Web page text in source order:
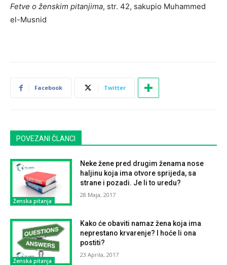
Fetve o ženskim pitanjima, str. 42, sakupio Muhammed
el-Musnid
Facebook Twitter
POVEZANI ČLANCI
Ženska pitanja
Neke žene pred drugim ženama nose
haljinu koja ima otvore sprijeda, sa
strane i pozadi. Je li to uredu?
28 Maja, 2017
Ženska pitanja
Kako će obaviti namaz žena koja ima
neprestano krvarenje? I hoće li ona
postiti?
23 Aprila, 2017